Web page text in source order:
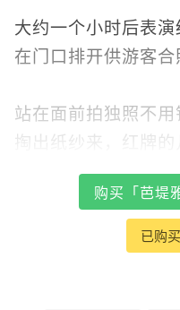
大约一个小时后表
在门口排开供游客合
站在面前拍独照不
掏出纸纱来，红牌的
购买「芭堤
已购